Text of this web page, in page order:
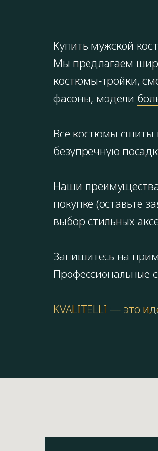
Купить мужской
Мы предлагаем
костюмы‑тройки,
фасоны, модели
Все костюмы сшиты
безупречную
Наши
покупке (оставьте
выбор стильных
Запишитесь на
Профессиональные
KVALITELLI — это